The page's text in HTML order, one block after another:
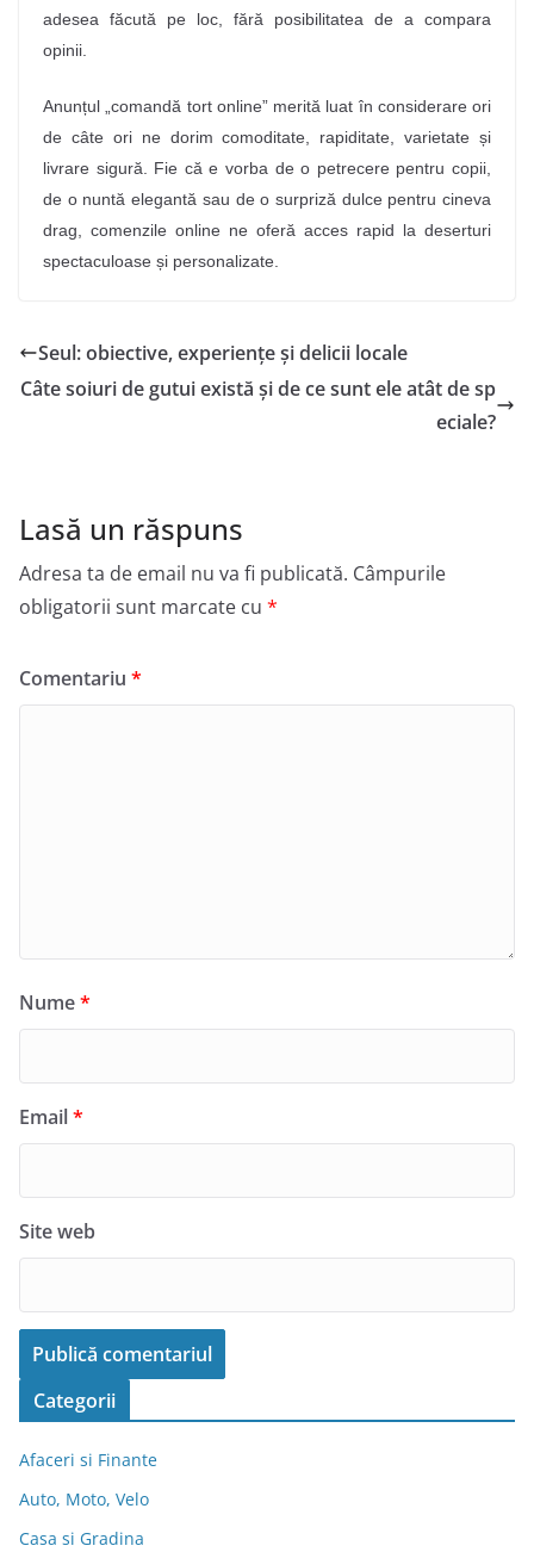
adesea făcută pe loc, fără posibilitatea de a compara
opinii.
Anunțul „comandă tort online” merită luat în considerare ori
de câte ori ne dorim comoditate, rapiditate, varietate și
livrare sigură. Fie că e vorba de o petrecere pentru copii,
de o nuntă elegantă sau de o surpriză dulce pentru cineva
drag, comenzile online ne oferă acces rapid la deserturi
spectaculoase și personalizate.
Seul: obiective, experiențe și delicii locale
Câte soiuri de gutui există și de ce sunt ele atât de sp
eciale?
Lasă un răspuns
Adresa ta de email nu va fi publicată. Câmpurile
obligatorii sunt marcate cu *
Comentariu *
Nume*
Email*
Site web
Categorii
Afaceri si Finante
Auto, Moto, Velo
Casa si Gradina